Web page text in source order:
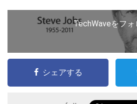
TechWaveをフォ
シェアする
検